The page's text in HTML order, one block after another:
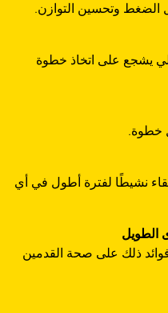
الضغط وتحسين التوازن.
يشجع على اتخاذ خطوة
خطوة.
نشيطًا لفترة أطول في أي
الطويل
ذلك على صحة القدمين